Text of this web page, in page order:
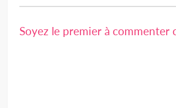
Soyez le premier à commenter